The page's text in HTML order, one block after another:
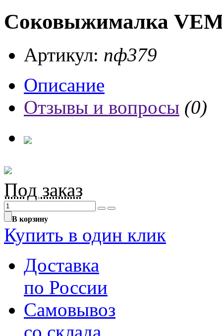
Соковыжималка
Артикул: пф379
Описание
Отзывы и вопросы (0)
Под заказ
В корзину
Купить в один клик
Доставка
по России
Самовывоз
со склада